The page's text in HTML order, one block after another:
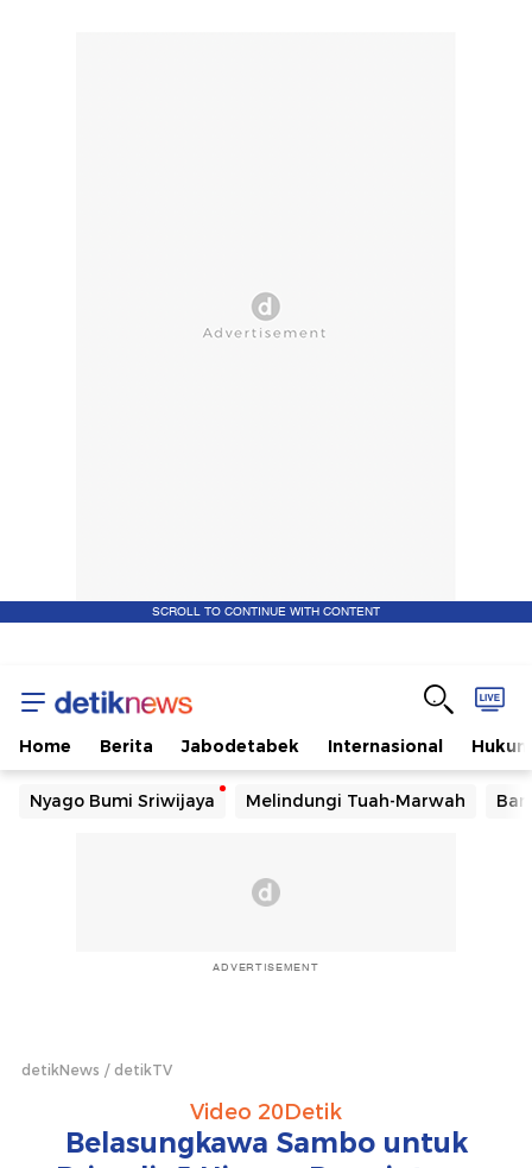
SCROLL TO CONTINUE WITH CONTENT
Home Berita Jabodetabek Internasional Hukum
Nyago Bumi Sriwijaya Melindungi Tuah-Marwah
ADVERTISEMENT
detikNews detikTV
Video 20Detik
Belasungkawa Sambo untuk